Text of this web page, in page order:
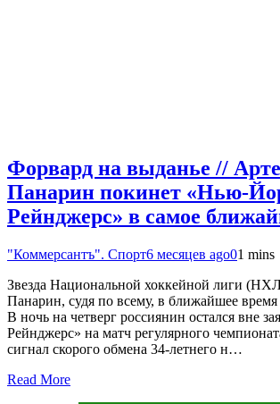
Форвард на выданье //
Панарин покинет «Нью-
Рейнджерс» в самое
"Коммерсантъ". Спорт6 месяцев ago01 mins
Звезда Национальной хоккейной лиги
Панарин, судя по всему, в ближайшее время
В ночь на четверг россиянин остался вне
Рейнджерс» на матч регулярного
сигнал скорого обмена 34-летнего н…
Read More